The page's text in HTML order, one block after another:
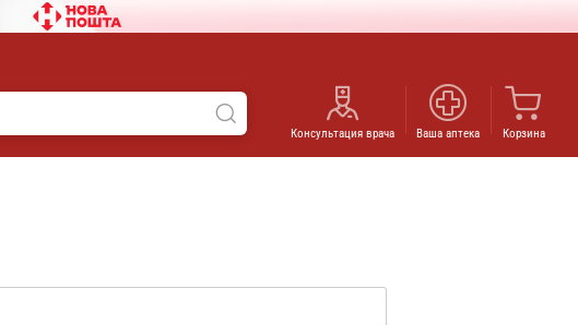
Консультация врача Ваша аптека Корзина